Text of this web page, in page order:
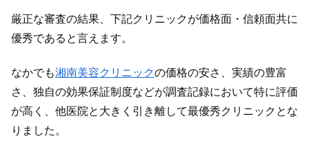
厳正な審査の結果、下記クリニックが価格面・信頼面共に
優秀であると言えます。
なかでも湘南美容クリニックの価格の安さ、実績の豊富
さ、独自の効果保証制度などが調査記録において特に評価
が高く、他医院と大きく引き離して最優秀クリニックとな
りました。